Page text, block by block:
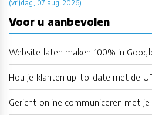
(vrijdag, 07 aug. 2026)
Voor u aanbevolen
Website laten maken 100% in
Hou je klanten up-to-date met de
Gericht online communiceren met je